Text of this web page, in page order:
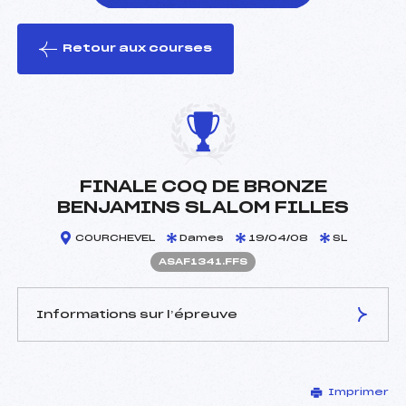
le ski
Retour aux courses
FINALE COQ DE BRONZE
BENJAMINS SLALOM FILLES
COURCHEVEL Dames 19/04/08 SL
ASAF1341.FFS
Informations sur l’épreuve
GROGNIET LAURENT (SA)
Imprimer